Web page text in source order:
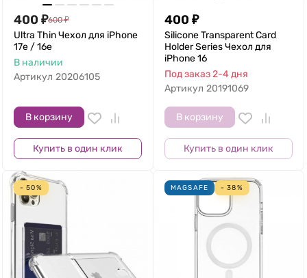
400 ₽600 ₽
Ultra Thin Чехол для iPhone
17e / 16e
В наличии
Артикул 20206105
В корзину
Купить в один клик
400 ₽
Silicone Transparent Card
Holder Series Чехол для
iPhone 16
Под заказ 2-4 дня
Артикул 20191069
В корзину
Купить в один клик
- 50% MAGSAFE - 38%